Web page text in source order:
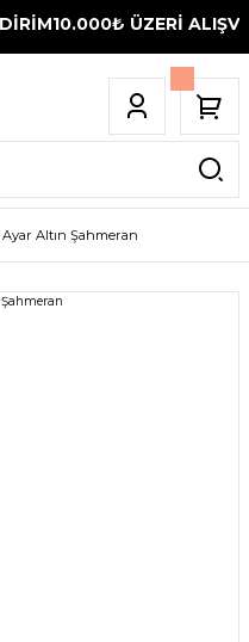
10.000₺ ÜZERİ
Ayar Altın Şahmeran